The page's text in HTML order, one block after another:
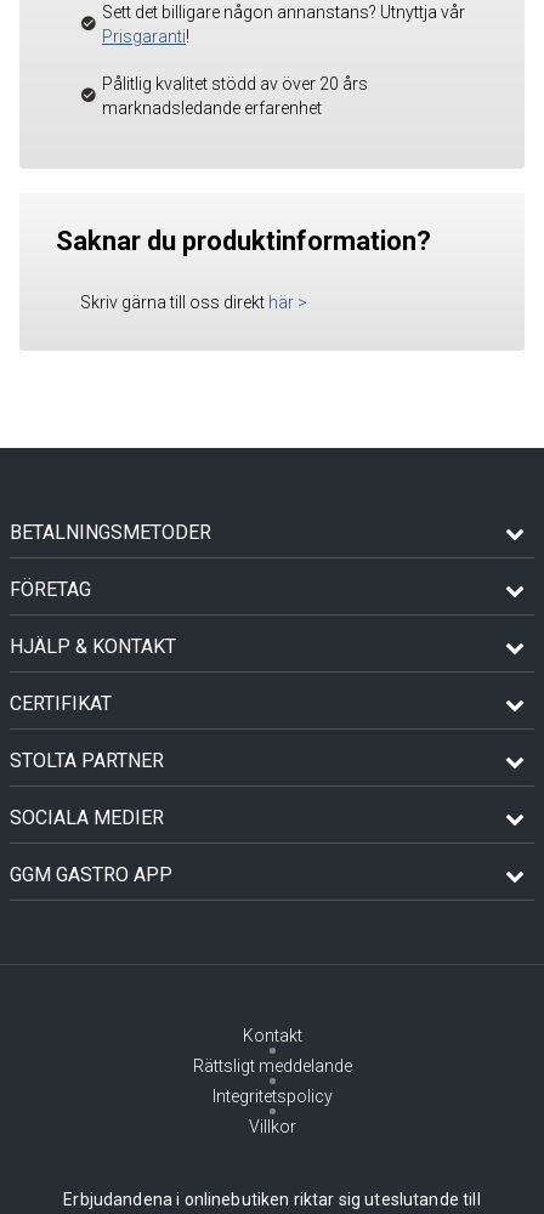
Sett det billigare någon annanstans? Utnyttja vår
Prisgaranti!
Pålitlig kvalitet stödd av över 20 års
marknadsledande erfarenhet
Saknar du produktinformation?
Skriv gärna till oss direkt här >
BETALNINGSMETODER
FÖRETAG
HJÄLP & KONTAKT
CERTIFIKAT
STOLTA PARTNER
SOCIALA MEDIER
GGM GASTRO APP
Kontakt
Rättsligt meddelande
Integritetspolicy
Villkor
Erbjudandena i onlinebutiken riktar sig uteslutande till